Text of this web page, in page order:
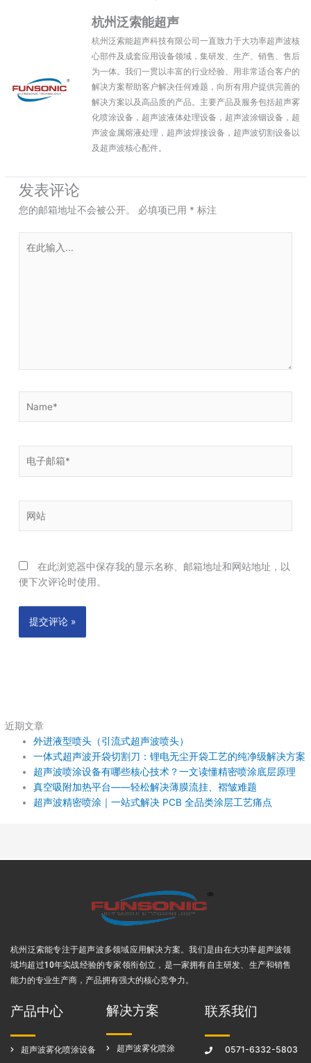
杭州泛索能超声
杭州泛索能超声科技有限公司一直致力于大功率超声波核
心部件及成套应用设备领域，集研发、生产、销售、售后
为一体。我们一贯以丰富的行业经验、用非常适合客户的
解决方案帮助客户解决任何难题，向所有用户提供完善的
解决方案以及高品质的产品。主要产品及服务包括超声雾
化喷涂设备，超声波液体处理设备，超声波涂铟设备，超
声波金属熔液处理，超声波焊接设备，超声波切割设备以
及超声波核心配件。
发表评论
您的邮箱地址不会被公开。 必填项已用 * 标注
箱
站
在此浏览器中保存我的显示名称、邮箱地址和网站地址，以
便下次评论时使用。
近期文章
外进液型喷头（引流式超声波喷头）
一体式超声波开袋切割刀：锂电无尘开袋工艺的纯净级解决方案
超声波喷涂设备有哪些核心技术？一文读懂精密喷涂底层原理
真空吸附加热平台——轻松解决薄膜流挂、褶皱难题
超声波精密喷涂｜一站式解决 PCB 全品类涂层工艺痛点
杭州泛索能专注于超声波多领域应用解决方案 。我们是由在大功率超声波领
域均超过10年实战经验的专家领衔创立，是一家拥有自主研发、生产和销售
能力的专业生产商，产品拥有强大的核心竞争力。
产品中心
超声波雾化喷涂设备
解决方案
超声波雾化喷涂
联系我们
0571-6332-5803